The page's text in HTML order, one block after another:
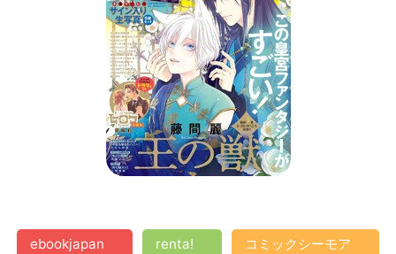
ebookjapan renta! コミックシーモア